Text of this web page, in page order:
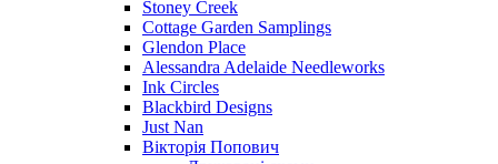
Stoney Creek
Cottage Garden Samplings
Glendon Place
Alessandra Adelaide Needleworks
Ink Circles
Blackbird Designs
Just Nan
Вікторія Попович